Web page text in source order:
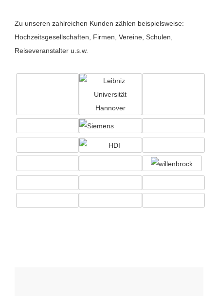
Zu unseren zahlreichen Kunden zählen beispielsweise:
Hochzeitsgesellschaften, Firmen, Vereine, Schulen,
Reiseveranstalter u.s.w.